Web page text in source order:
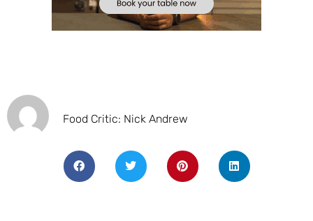
Food Critic: Nick Andrew